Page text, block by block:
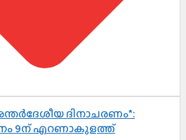
ദിനാചരണം*:
9ന് എറണാകുളത്ത്